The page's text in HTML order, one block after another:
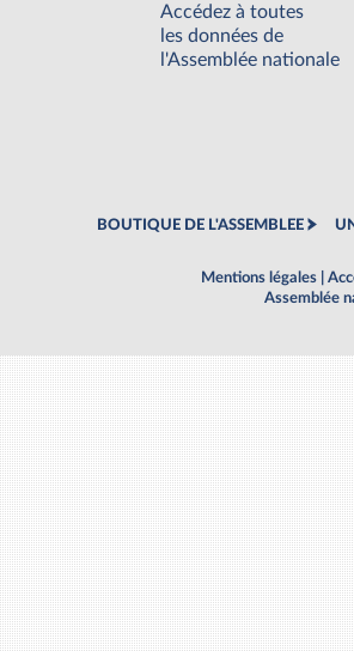
Accédez à toutes
les données de
l'Assemblée nationale
BOUTIQUE DE L'ASSEMBLEE
Mentions légales
Assemblée